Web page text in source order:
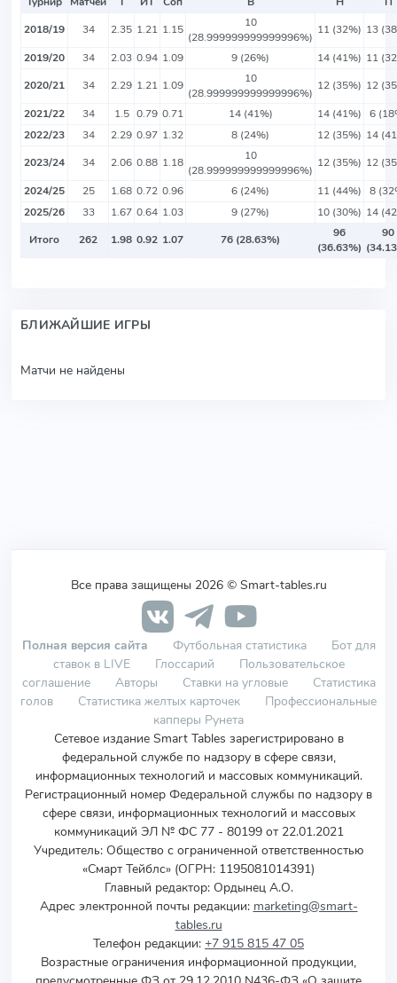
2018/19
34 2.35 1.21 1.15
10
(28.999999999999996%)
11 (32%) 13
2019/20
34 2.03 0.94 1.09 9 (26%) 14 (41%) 11
2020/21
34 2.29 1.21 1.09
10
(28.999999999999996%)
12 (35%) 12
2021/22
34 1.5 0.79 0.71 14 (41%) 14 (41%)
6
2022/23
34 2.29 0.97 1.32 8 (24%) 12 (35%) 14
2023/24
34 2.06 0.88 1.18
10
(28.999999999999996%)
12 (35%) 12
2024/25
25 1.68 0.72 0.96 6 (24%) 11 (44%)
8
2025/26
33 1.67 0.64 1.03 9 (27%) 10 (30%) 14
Итого
262 1.98 0.92 1.07 76 (28.63%)
96
(36.63%)
90
БЛИЖАЙШИЕ ИГРЫ
Матчи не найдены
Все права защищены 2026 © Smart-tables.ru
Полная версия сайта Футбольная статистика
Бот для
ставок в LIVE
Глоссарий
Пользовательское
соглашение
Авторы Ставки на угловые
Статистика
голов
Статистика желтых карточек
Профессиональные
капперы Рунета
Сетевое издание Smart Tables зарегистрировано в
федеральной службе по надзору в сфере связи,
информационных технологий и массовых коммуникаций.
Регистрационный номер Федеральной службы по надзору в
сфере связи, информационных технологий и массовых
коммуникаций ЭЛ № ФС 77 - 80199 от 22.01.2021
Учредитель: Общество с ограниченной ответственностью
«Смарт Тейблс» (ОГРН: 1195081014391)
Главный редактор: Ордынец А.О.
Адрес электронной почты редакции: marketing@smart-
tables.ru
Телефон редакции: +7 915 815 47 05
Возрастные ограничения информационной продукции,